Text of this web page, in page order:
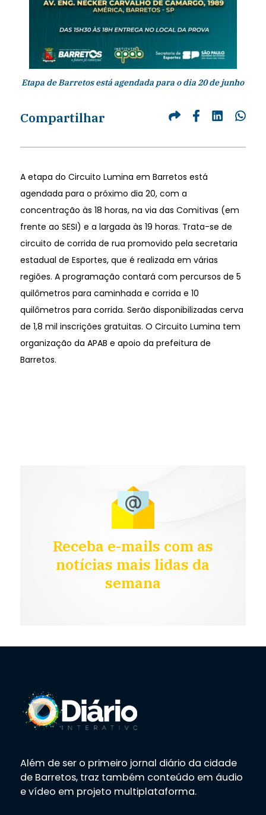
Etapa de Barretos está agendada para o dia 20 de junho
Compartilhar
A etapa do Circuito Lumina em Barretos está
agendada para o próximo dia 20, com a
concentração às 18 horas, na via das Comitivas (em
frente ao SESI) e a largada às 19 horas. Trata-se de
circuito de corrida de rua promovido pela secretaria
estadual de Esportes, que é realizada em várias
regiões. A programação contará com percursos de 5
quilômetros para caminhada e corrida e 10
quilômetros para corrida. Serão disponibilizadas cerva
de 1,8 mil inscrições gratuitas. O Circuito Lumina tem
organização da APAB e apoio da prefeitura de
Barretos.
Receba e-mails com as
notícias mais lidas da
semana
Além de ser o primeiro jornal diário da cidade
de Barretos, traz também conteúdo em áudio
e vídeo em projeto multiplataforma.